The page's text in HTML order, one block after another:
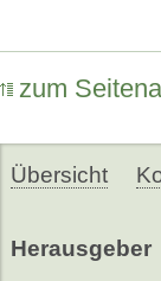
zum
Übersicht
Herausgeber